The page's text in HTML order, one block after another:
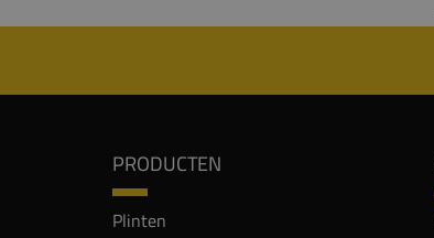
PRODUCTEN
Plinten